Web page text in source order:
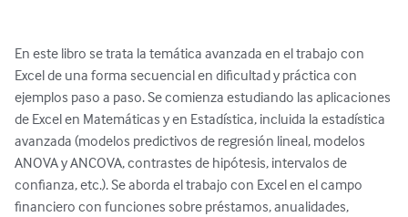
En este libro se trata la temática avanzada en el trabajo con
Excel de una forma secuencial en dificultad y práctica con
ejemplos paso a paso. Se comienza estudiando las aplicaciones
de Excel en Matemáticas y en Estadística, incluida la estadística
avanzada (modelos predictivos de regresión lineal, modelos
ANOVA y ANCOVA, contrastes de hipótesis, intervalos de
confianza, etc.). Se aborda el trabajo con Excel en el campo
financiero con funciones sobre préstamos, anualidades,